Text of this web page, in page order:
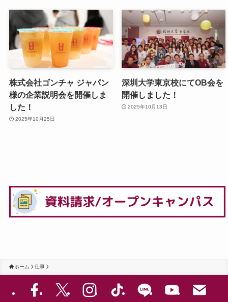
株式会社ゴンチャ ジャパン
様の企業説明会を開催しま
した！
2025年10月25日
深圳大学東京校にてOB会を
開催しました！
2025年10月13日
ホーム 仕事